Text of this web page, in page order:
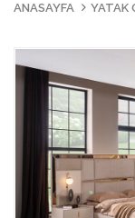
ANASAYFA YATAK